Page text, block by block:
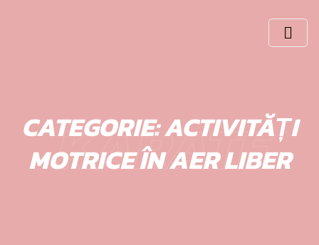
KARATE
CATEGORIE:ACTIVITĂȚI
MOTRICE ÎN AER LIBER